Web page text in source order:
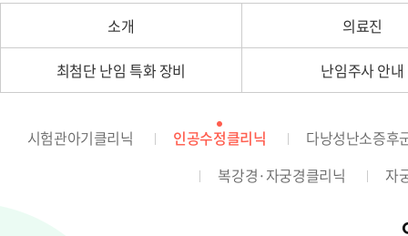
소개 의료진
최첨단 난임 특화 장비 난임주사 안내
시험관아기클리닉 인공수정클리닉
다낭성난소증후
복강경·자궁경클리닉
자